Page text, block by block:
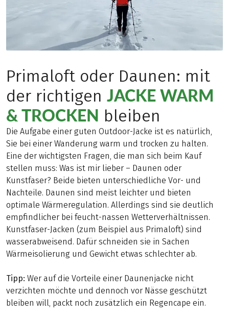
Primaloft oder Daunen: mit
der richtigen JACKE WARM
& TROCKEN bleiben
Die Aufgabe einer guten Outdoor-Jacke ist es natürlich,
Sie bei einer Wanderung warm und trocken zu halten.
Eine der wichtigsten Fragen, die man sich beim Kauf
stellen muss: Was ist mir lieber – Daunen oder
Kunstfaser? Beide bieten unterschiedliche Vor- und
Nachteile. Daunen sind meist leichter und bieten
optimale Wärmeregulation. Allerdings sind sie deutlich
empfindlicher bei feucht-nassen Wetterverhältnissen.
Kunstfaser-Jacken (zum Beispiel aus Primaloft) sind
wasserabweisend. Dafür schneiden sie in Sachen
Wärmeisolierung und Gewicht etwas schlechter ab.
Tipp: Wer auf die Vorteile einer Daunenjacke nicht
verzichten möchte und dennoch vor Nässe geschützt
bleiben will, packt noch zusätzlich ein Regencape ein.